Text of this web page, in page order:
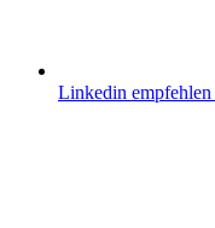
Linkedin empfehlen